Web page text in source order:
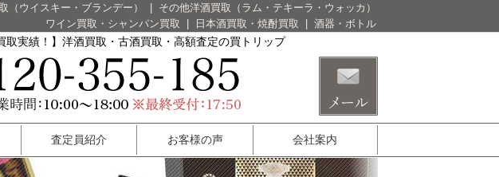
（ウイスキー・ブランデー）
その他洋酒買取（ラム・テキーラ・ウォッカ）
ワイン買取・シャンパン買取
日本酒買取・焼酎買取 酒器・ボトル
取実績！】洋酒買取・古酒買取・高額査定の買トリップ
査定員紹介 お客様の声 会社案内